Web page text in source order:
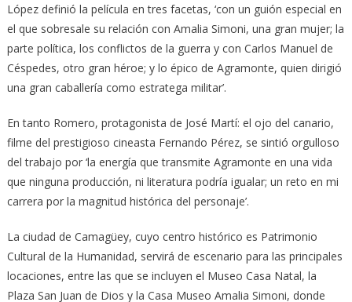
López definió la película en tres facetas, ‘con un guión especial en
el que sobresale su relación con Amalia Simoni, una gran mujer; la
parte política, los conflictos de la guerra y con Carlos Manuel de
Céspedes, otro gran héroe; y lo épico de Agramonte, quien dirigió
una gran caballería como estratega militar’.
En tanto Romero, protagonista de José Martí: el ojo del canario,
filme del prestigioso cineasta Fernando Pérez, se sintió orgulloso
del trabajo por ‘la energía que transmite Agramonte en una vida
que ninguna producción, ni literatura podría igualar; un reto en mi
carrera por la magnitud histórica del personaje’.
La ciudad de Camagüey, cuyo centro histórico es Patrimonio
Cultural de la Humanidad, servirá de escenario para las principales
locaciones, entre las que se incluyen el Museo Casa Natal, la
Plaza San Juan de Dios y la Casa Museo Amalia Simoni, donde